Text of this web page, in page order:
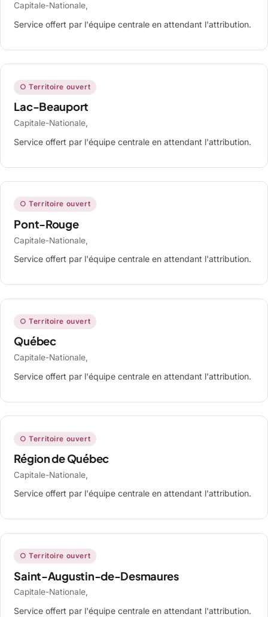
Capitale-Nationale,
Service offert par l'équipe centrale en attendant l'attribution.
○ Territoire ouvert
Lac-Beauport
Capitale-Nationale,
Service offert par l'équipe centrale en attendant l'attribution.
○ Territoire ouvert
Pont-Rouge
Capitale-Nationale,
Service offert par l'équipe centrale en attendant l'attribution.
○ Territoire ouvert
Québec
Capitale-Nationale,
Service offert par l'équipe centrale en attendant l'attribution.
○ Territoire ouvert
Région de Québec
Capitale-Nationale,
Service offert par l'équipe centrale en attendant l'attribution.
○ Territoire ouvert
Saint-Augustin-de-Desmaures
Capitale-Nationale,
Service offert par l'équipe centrale en attendant l'attribution.